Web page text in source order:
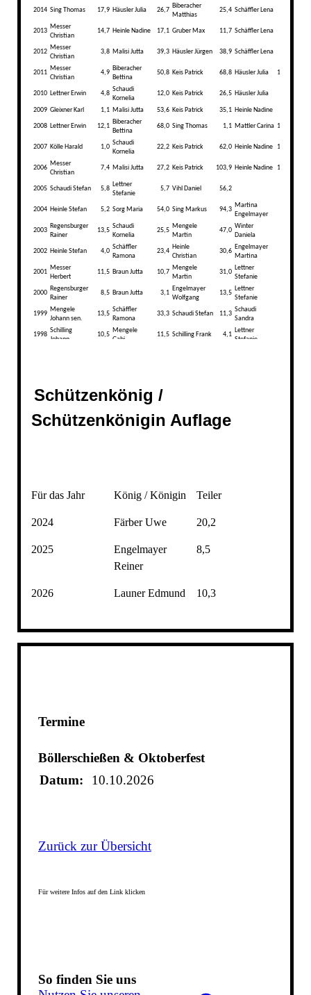
Schützenkönig /
Schützenkönigin Auflage
Für das Jahr König / Königin Teiler
2024 Färber Uwe 20,2
2025
Engelmayer
Reiner
8,5
2026 Launer Edmund 10,3
Termine
Böllerschießen & Oktoberfest
Datum:
10.10.2026
Zurück zur Übersicht
Für weitere Infos auf den Link klicken
So finden Sie uns